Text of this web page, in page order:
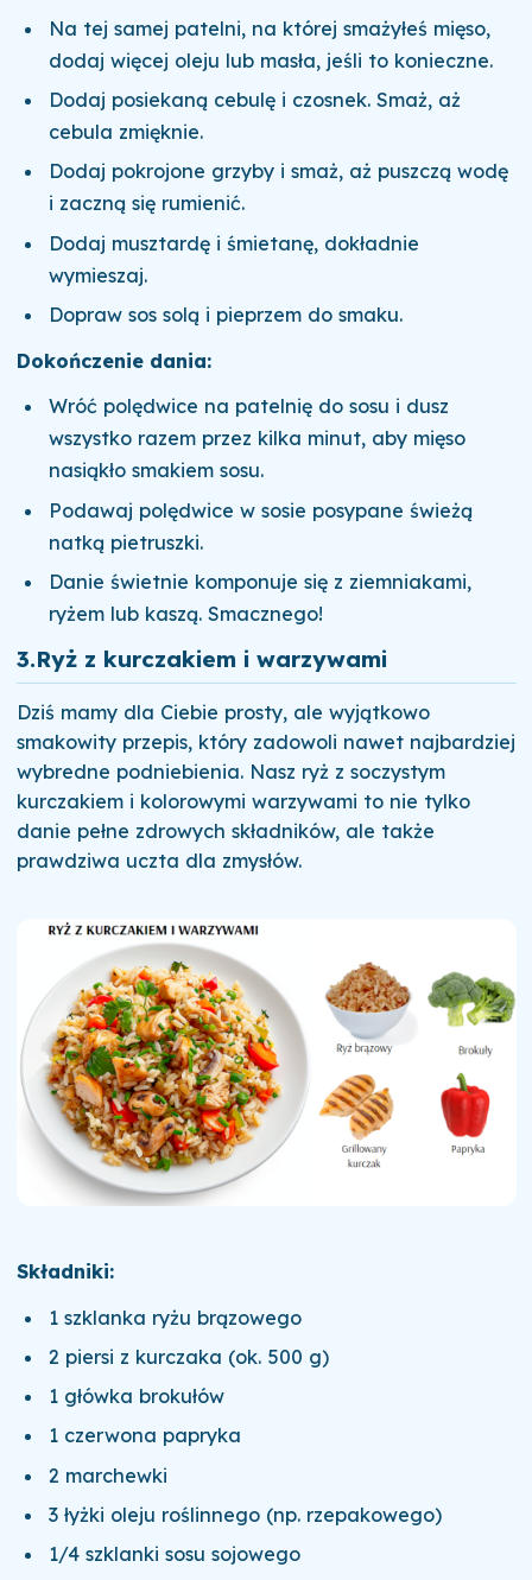
Na tej samej patelni, na której smażyłeś mięso,
dodaj więcej oleju lub masła, jeśli to konieczne.
Dodaj posiekaną cebulę i czosnek. Smaż, aż
cebula zmięknie.
Dodaj pokrojone grzyby i smaż, aż puszczą wodę
i zaczną się rumienić.
Dodaj musztardę i śmietanę, dokładnie
wymieszaj.
Dopraw sos solą i pieprzem do smaku.
Dokończenie dania:
Wróć polędwice na patelnię do sosu i dusz
wszystko razem przez kilka minut, aby mięso
nasiąkło smakiem sosu.
Podawaj polędwice w sosie posypane świeżą
natką pietruszki.
Danie świetnie komponuje się z ziemniakami,
ryżem lub kaszą. Smacznego!
3.Ryż z kurczakiem i warzywami
Dziś mamy dla Ciebie prosty, ale wyjątkowo
smakowity przepis, który zadowoli nawet najbardziej
wybredne podniebienia. Nasz ryż z soczystym
kurczakiem i kolorowymi warzywami to nie tylko
danie pełne zdrowych składników, ale także
prawdziwa uczta dla zmysłów.
Składniki:
1 szklanka ryżu brązowego
2 piersi z kurczaka (ok. 500 g)
1 główka brokułów
1 czerwona papryka
2 marchewki
3 łyżki oleju roślinnego (np. rzepakowego)
1/4 szklanki sosu sojowego